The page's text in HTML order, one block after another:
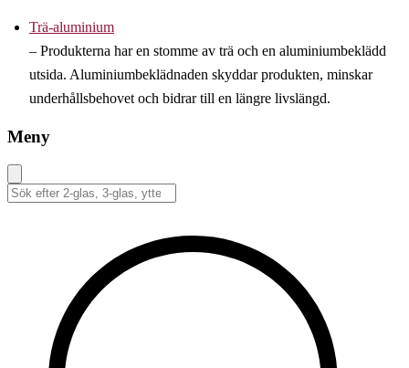
Trä-aluminium
– Produkterna har en stomme av trä och en aluminiumbeklädd
utsida. Aluminiumbeklädnaden skyddar produkten, minskar
underhållsbehovet och bidrar till en längre livslängd.
Meny